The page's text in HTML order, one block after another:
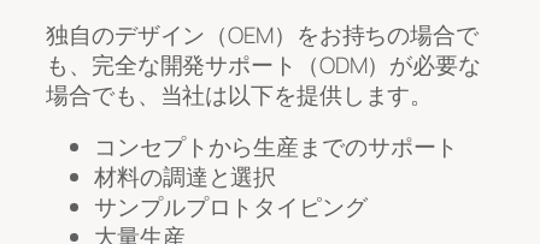
独自のデザイン（OEM）をお持ちの場合で
も、完全な開発サポート（ODM）が必要な
場合でも、当社は以下を提供します。
コンセプトから生産までのサポート
材料の調達と選択
サンプルプロトタイピング
大量生産